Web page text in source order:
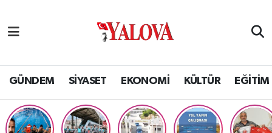
GÜNDEM SİYASET EKONOMİ KÜLTÜR EĞİTİM
SİYASET
EKONOMİ
Yalova Nöbetçi Eczaneler
Yalova Hava Durumu
Yalova Namaz Vakitleri